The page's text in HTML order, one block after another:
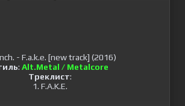
: Alt.Metal / Metalcore
Треклист:
1. F.A.K.E.